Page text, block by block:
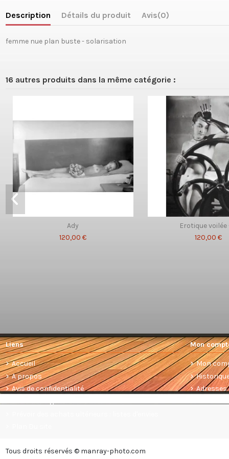
Description Détails du produit Avis(0)
femme nue plan buste - solarisation
16 autres produits dans la même catégorie :
Ady
120,00 €
Erotique voilée
120,00 €
Liens
Accueil
A propos
Avis de confidentialité
Mon
Mon
Adresses
Tous droits réservés © manray-photo.com